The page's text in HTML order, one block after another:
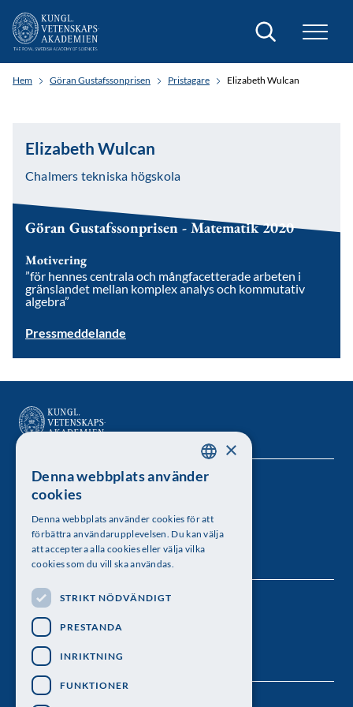
Sök
Hem Göran Gustafssonprisen Pristagare Elizabeth Wulcan
Elizabeth Wulcan
Chalmers tekniska högskola
Göran Gustafssonprisen - Matematik 2020
Motivering
”för hennes centrala och mångfacetterade arbeten i
gränslandet mellan komplex analys och kommutativ
algebra”
Pressmeddelande
Kungl. Vetenskapsakademien
Besöksadress: Lilla Frescativägen 4A
Telefon: 08-673 95 00
Följ oss
SWEDISH
×
Denna webbplats använder
cookies
Denna webbplats använder cookies för att
förbättra användarupplevelsen. Du kan välja
att acceptera alla cookies eller välja vilka
cookies som du vill ska användas.
STRIKT NÖDVÄNDIGT
PRESTANDA
INRIKTNING
FUNKTIONER